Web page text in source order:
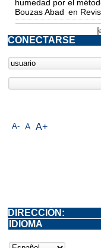
humedad por el
Bouzas Abad en
A- A A+
CONECTARSE
DIRECCIÓN:
IDIOMA